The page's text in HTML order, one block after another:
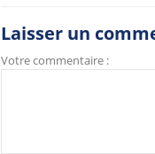
Laisser un
Votre commentaire :